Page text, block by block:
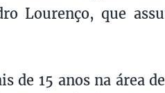
Lourenço, que
de 15 anos na área